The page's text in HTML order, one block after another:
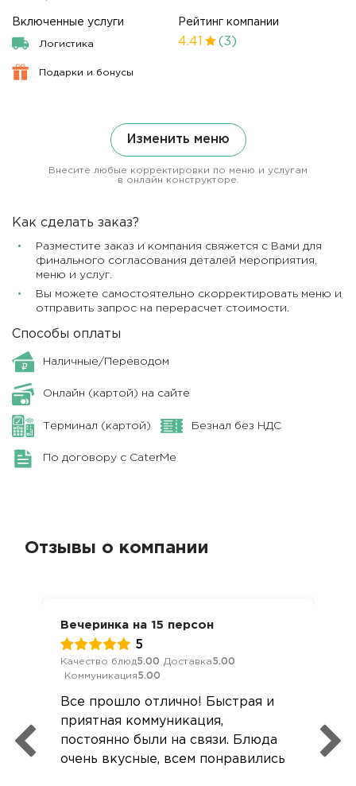
Включенные услуги
Логистика
Подарки и бонусы
Рейтинг компании
4.41 (3)
Изменить меню
Внесите любые корректировки по меню и услугам
в онлайн конструкторе.
Как сделать заказ?
Разместите заказ и компания свяжется с Вами для
финального согласования деталей мероприятия,
меню и услуг.
Вы можете самостоятельно скорректировать меню и
отправить запрос на перерасчет стоимости.
Способы оплаты
Наличные/Переводом
Онлайн (картой) на сайте
Терминал (картой) Безнал без НДС
По договору с CaterMe
Отзывы о компании
Вечеринка на 15 персон
5
Качество блюд5.00 Доставка5.00
Коммуникация5.00
Все прошло отлично! Быстрая и
приятная коммуникация,
постоянно были на связи. Блюда
очень вкусные, всем понравились